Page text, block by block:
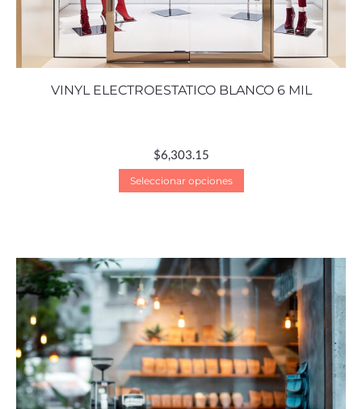
VINYL ELECTROESTATICO BLANCO 6 MIL
$6,303.15
Seleccionar opciones